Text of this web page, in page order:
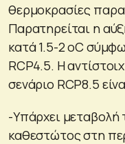
θερμοκρασίες
Παρατηρείται n
κατά 1.5-2 οC
RCP4.5. Η
σενάριο RCP8.5
-Υπάρχει μεταβολή
καθεστώτος στη